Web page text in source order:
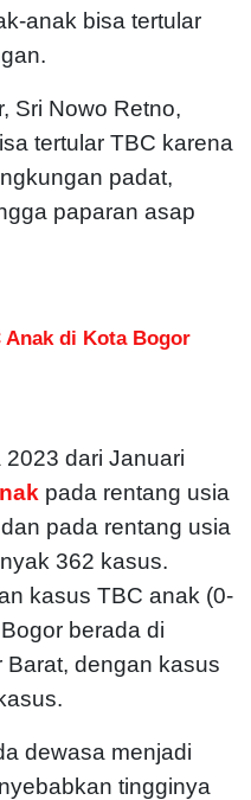
anak bisa tertular
Sri Nowo Retno,
tertular TBC karena
padat,
paparan asap
Anak di Kota Bogor
dari Januari
pada rentang usia
pada rentang usia
362 kasus.
kasus TBC anak (0-
berada di
dengan kasus
dewasa menjadi
tingginya